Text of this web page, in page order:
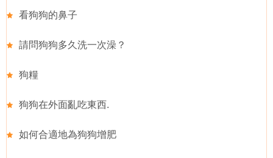
看狗狗的鼻子
請問狗狗多久洗一次澡？
狗糧
狗狗在外面亂吃東西.
如何合適地為狗狗增肥